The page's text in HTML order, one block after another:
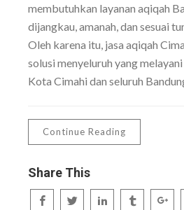
membutuhkan layanan aqiqah
dijangkau, amanah, dan sesuai
Oleh karena itu, jasa aqiqah
solusi menyeluruh yang
Kota Cimahi dan seluruh
Continue Reading
Share This